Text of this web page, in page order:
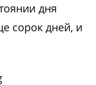
дня
сорок дней, и